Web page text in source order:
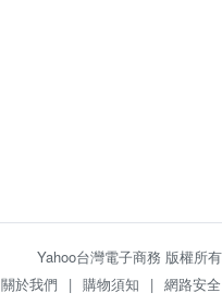
Yahoo台灣電子商務 版權所
關於我們 | 購物須知 | 網路安全